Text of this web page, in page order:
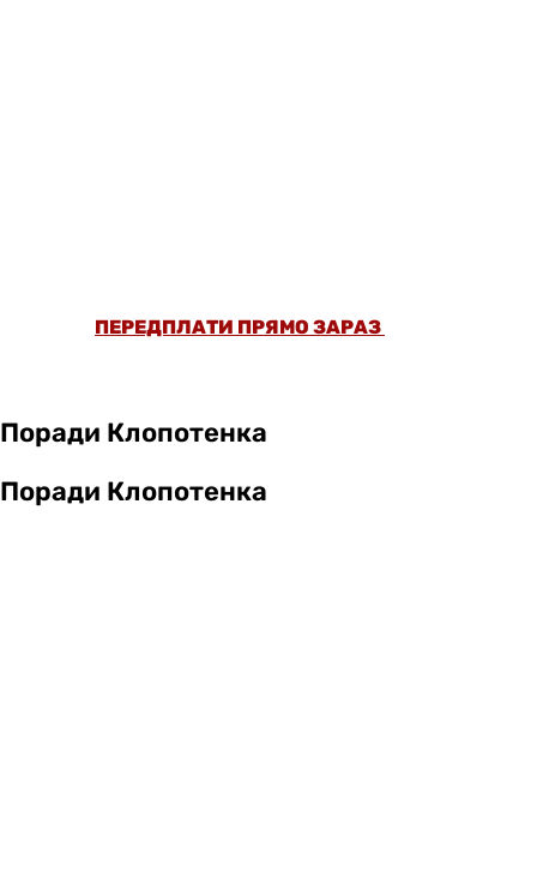
ПЕРЕДПЛАТИ ПРЯМО ЗАРАЗ
Поради Клопотенка
Поради Клопотенка